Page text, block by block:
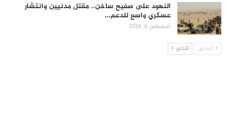
النهود على صفيح ساخن.. مقتل مدنيين وانتشار
عسكري واسع للدعم…
أغسطس 6, 2026
السابق التالي